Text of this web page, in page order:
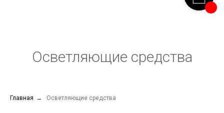
Осветляющие средства
Главная → Осветляющие средства